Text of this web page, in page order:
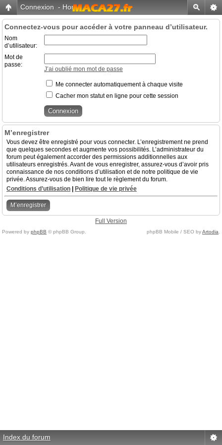
Connexion - Home
Connectez-vous pour accéder à votre panneau d’utilisateur.
Nom
d’utilisateur:
Mot de
passe:
J’ai oublié mon mot de passe
Me connecter automatiquement à chaque visite
Cacher mon statut en ligne pour cette session
M’enregistrer
Vous devez être enregistré pour vous connecter. L’enregistrement ne prend
que quelques secondes et augmente vos possibilités. L’administrateur du
forum peut également accorder des permissions additionnelles aux
utilisateurs enregistrés. Avant de vous enregistrer, assurez-vous d’avoir pris
connaissance de nos conditions d’utilisation et de notre politique de vie
privée. Assurez-vous de bien lire tout le règlement du forum.
Conditions d’utilisation
Politique de vie privée
M’enregistrer
Full Version
Powered by phpBB © phpBB Group. phpBB Mobile / SEO byArtodia
Index du forum